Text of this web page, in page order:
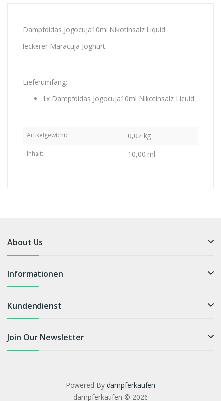
Dampfdidas Jogocuja10ml Nikotinsalz Liquid
leckerer Maracuja Joghurt.
Lieferumfang:
1x Dampfdidas Jogocuja10ml Nikotinsalz Liquid
Artikelgewicht: 0,02 kg
Inhalt: 10,00 ml
About Us
Informationen
Kundendienst
Join Our Newsletter
Powered By dampferkaufen
dampferkaufen © 2026